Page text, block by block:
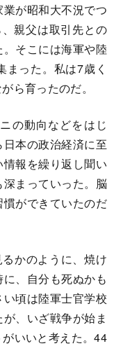
が昭和大不況でつ
親父は取引先との
そこには海軍や陸
った。私は7歳く
ら育ったのだ。
の動向などをはじ
本の政治経済に至
報を繰り返し聞い
まっていった。脳
ができていたのだ
かのように、焼け
、自分も死ぬかも
頃は陸軍士官学校
、いざ戦争が始ま
いいと考えた。44